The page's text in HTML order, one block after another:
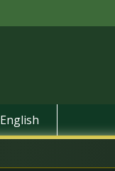
English